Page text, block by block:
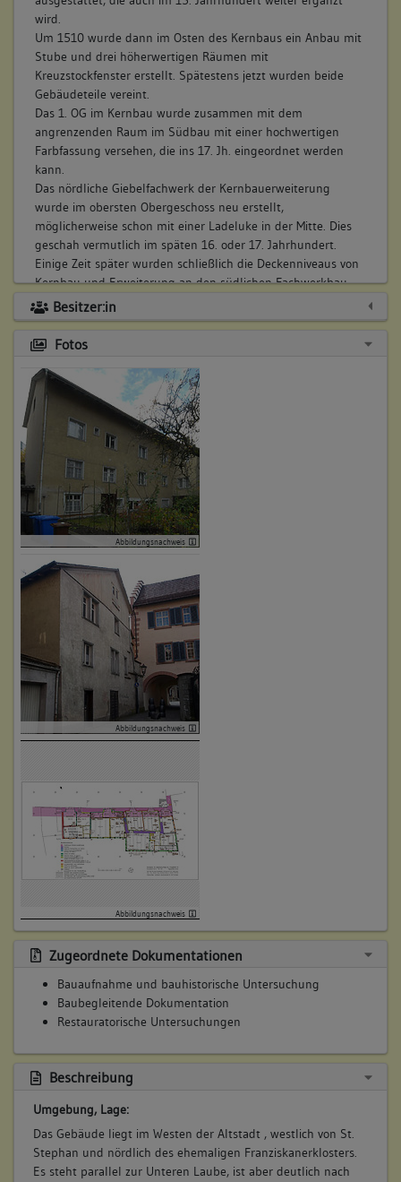
wird.
Um 1510 wurde dann im Osten des Kernbaus ein Anbau mit
Stube und drei höherwertigen Räumen mit
Kreuzstockfenster erstellt. Spätestens jetzt wurden beide
Gebäudeteile vereint.
Das 1. OG im Kernbau wurde zusammen mit dem
angrenzenden Raum im Südbau mit einer hochwertigen
Farbfassung versehen, die ins 17. Jh. eingeordnet werden
kann.
Das nördliche Giebelfachwerk der Kernbauerweiterung
wurde im obersten Obergeschoss neu erstellt,
möglicherweise schon mit einer Ladeluke in der Mitte. Dies
geschah vermutlich im späten 16. oder 17. Jahrhundert.
Einige Zeit später wurden schließlich die Deckenniveaus von
Kernbau und Erweiterung an den südlichen Fachwerkbau
und den östlichen Anbau angepasst und dabei
wahrscheinlich eine ältere Decke wiederverwendet.
Aus dem 17. und 18. Jahrhundert haben sich einige Türen
erhalten. Ende des 18. oder Anfang des 19. Jahrhunderts
kam es zu erheblichen Setzungsschäden und Verkippungen
an allen Bauteilen mit Ausnahme des Kernbaus. Diese
Setzungen sind schon damals wieder weitgehend zur Ruhe
gekommen und wurden repariert.
Um 1933 wurde das mittelalterliche Dach über dem
Fachwerkbau von Stephansplatz 31 abgerissen und neu
erstellt, dabei die Höhe und Neigung an das wohl erst
wenige Jahre zuvor neu gebaute Dach von Torgasse 13
angepasst.
1. Bauphase:
(1100 - 1200)
Stadtmauer, wohl 12. Jh.
Betroffene Gebäudeteile:
keine
Bauwerkstyp:
Stadtmauer
Stadttor
Kernbau an die Ostseite der Stadtmauer an-, und auf den
Wehrgang aufgemauert, spätestens um 1300
keine
Bauwerkstyp:
Wohnhaus
3. Bauphase:
(1329)
Besitzer:in
Fotos
Abbildungsnachweis
Abbildungsnachweis
Abbildungsnachweis
Zugeordnete Dokumentationen
Bauaufnahme und bauhistorische Untersuchung
Baubegleitende Dokumentation
Restauratorische Untersuchungen
Beschreibung
Umgebung, Lage:
Das Gebäude liegt im Westen der Altstadt , westlich von St.
Stephan und nördlich des ehemaligen Franziskanerklosters.
Es steht parallel zur Unteren Laube, ist aber deutlich nach